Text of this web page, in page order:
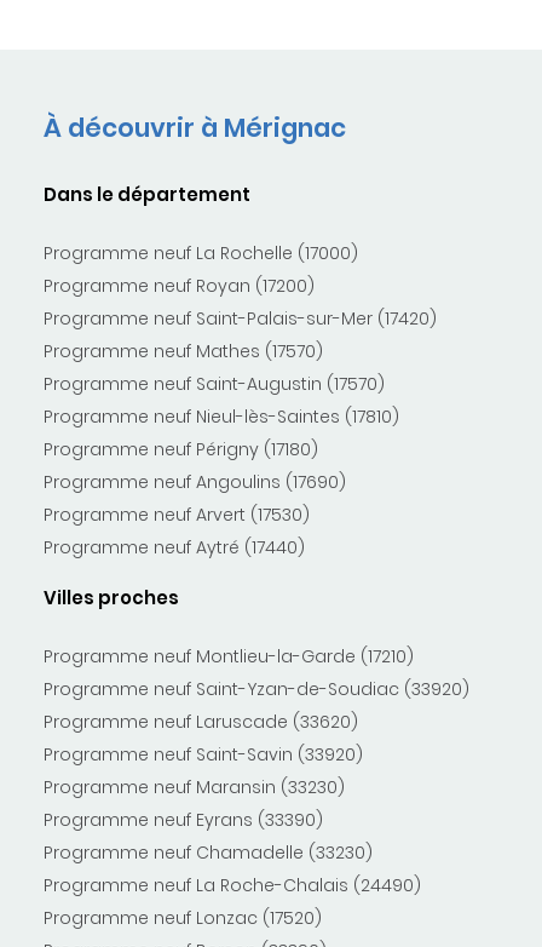
À découvrir à Mérignac
Dans le département
Programme neuf La Rochelle (17000)
Programme neuf Royan (17200)
Programme neuf Saint-Palais-sur-Mer (17420)
Programme neuf Mathes (17570)
Programme neuf Saint-Augustin (17570)
Programme neuf Nieul-lès-Saintes (17810)
Programme neuf Périgny (17180)
Programme neuf Angoulins (17690)
Programme neuf Arvert (17530)
Programme neuf Aytré (17440)
Villes proches
Programme neuf Montlieu-la-Garde (17210)
Programme neuf Saint-Yzan-de-Soudiac (33920)
Programme neuf Laruscade (33620)
Programme neuf Saint-Savin (33920)
Programme neuf Maransin (33230)
Programme neuf Eyrans (33390)
Programme neuf Chamadelle (33230)
Programme neuf La Roche-Chalais (24490)
Programme neuf Lonzac (17520)